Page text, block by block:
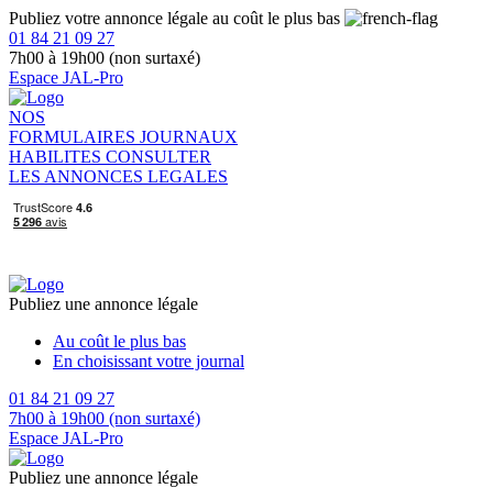
Publiez votre annonce légale au coût le plus bas
01 84 21 09 27
7h00 à 19h00 (non surtaxé)
Espace JAL-Pro
NOS
FORMULAIRES JOURNAUX
HABILITES CONSULTER
LES ANNONCES LEGALES
Publiez une annonce légale
Au coût le plus bas
En choisissant votre journal
01 84 21 09 27
7h00 à 19h00 (non surtaxé)
Espace JAL-Pro
Publiez une annonce légale